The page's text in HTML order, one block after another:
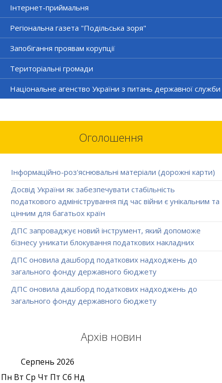
Інтернет-приймальня
Регіональна газета "Подільська зоря"
Запобігання проявам корупції
Територіальні громади
Національне агенство України з питань державної служби
Оголошення
Інформаційно-роз'яснювальні матеріали (дорожні карти)
Досвід України як забезпечувати стабільність
податкового адміністрування під час війни є унікальним та
цінним для багатьох країн
ДПС запроваджує новий інструмент, який допоможе
бізнесу уникати блокування податкових накладних
ДПС оновила дашборд податкових надходжень до
загального фонду державного бюджету
ДПС оновила дашборд податкових надходжень до
загального фонду державного бюджету
Архів новин
Серпень 2026
Пн Вт Ср Чт Пт Сб Нд